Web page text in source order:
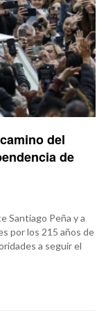
del
de
Santiago Peña y a
por los 215 años de
a seguir el